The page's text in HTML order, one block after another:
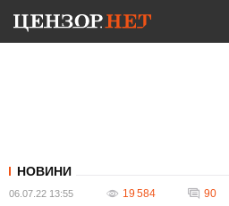
НОВИНИ
06.07.22 13:55 19 584 90